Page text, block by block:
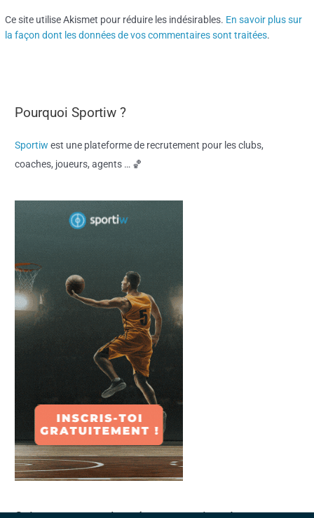
Ce site utilise Akismet pour réduire les indésirables. En savoir plus sur
la façon dont les données de vos commentaires sont traitées.
Pourquoi Sportiw ?
Sportiwest une plateforme de recrutement pour les clubs,
coaches, joueurs, agents … 🏀